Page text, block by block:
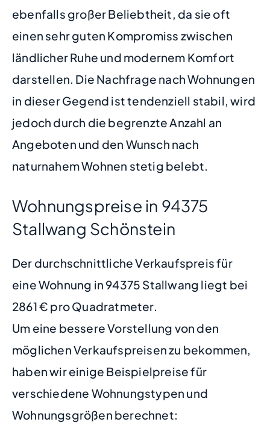
ebenfalls großer Beliebtheit, da sie oft
einen sehr guten Kompromiss zwischen
ländlicher Ruhe und modernem Komfort
darstellen. Die Nachfrage nach Wohnungen
in dieser Gegend ist tendenziell stabil, wird
jedoch durch die begrenzte Anzahl an
Angeboten und den Wunsch nach
naturnahem Wohnen stetig belebt.
Wohnungspreise in 94375
Stallwang Schönstein
Der durchschnittliche Verkaufspreis für
eine Wohnung in 94375 Stallwang liegt bei
2861 € pro Quadratmeter.
Um eine bessere Vorstellung von den
möglichen Verkaufspreisen zu bekommen,
haben wir einige Beispielpreise für
verschiedene Wohnungstypen und
Wohnungsgrößen berechnet: